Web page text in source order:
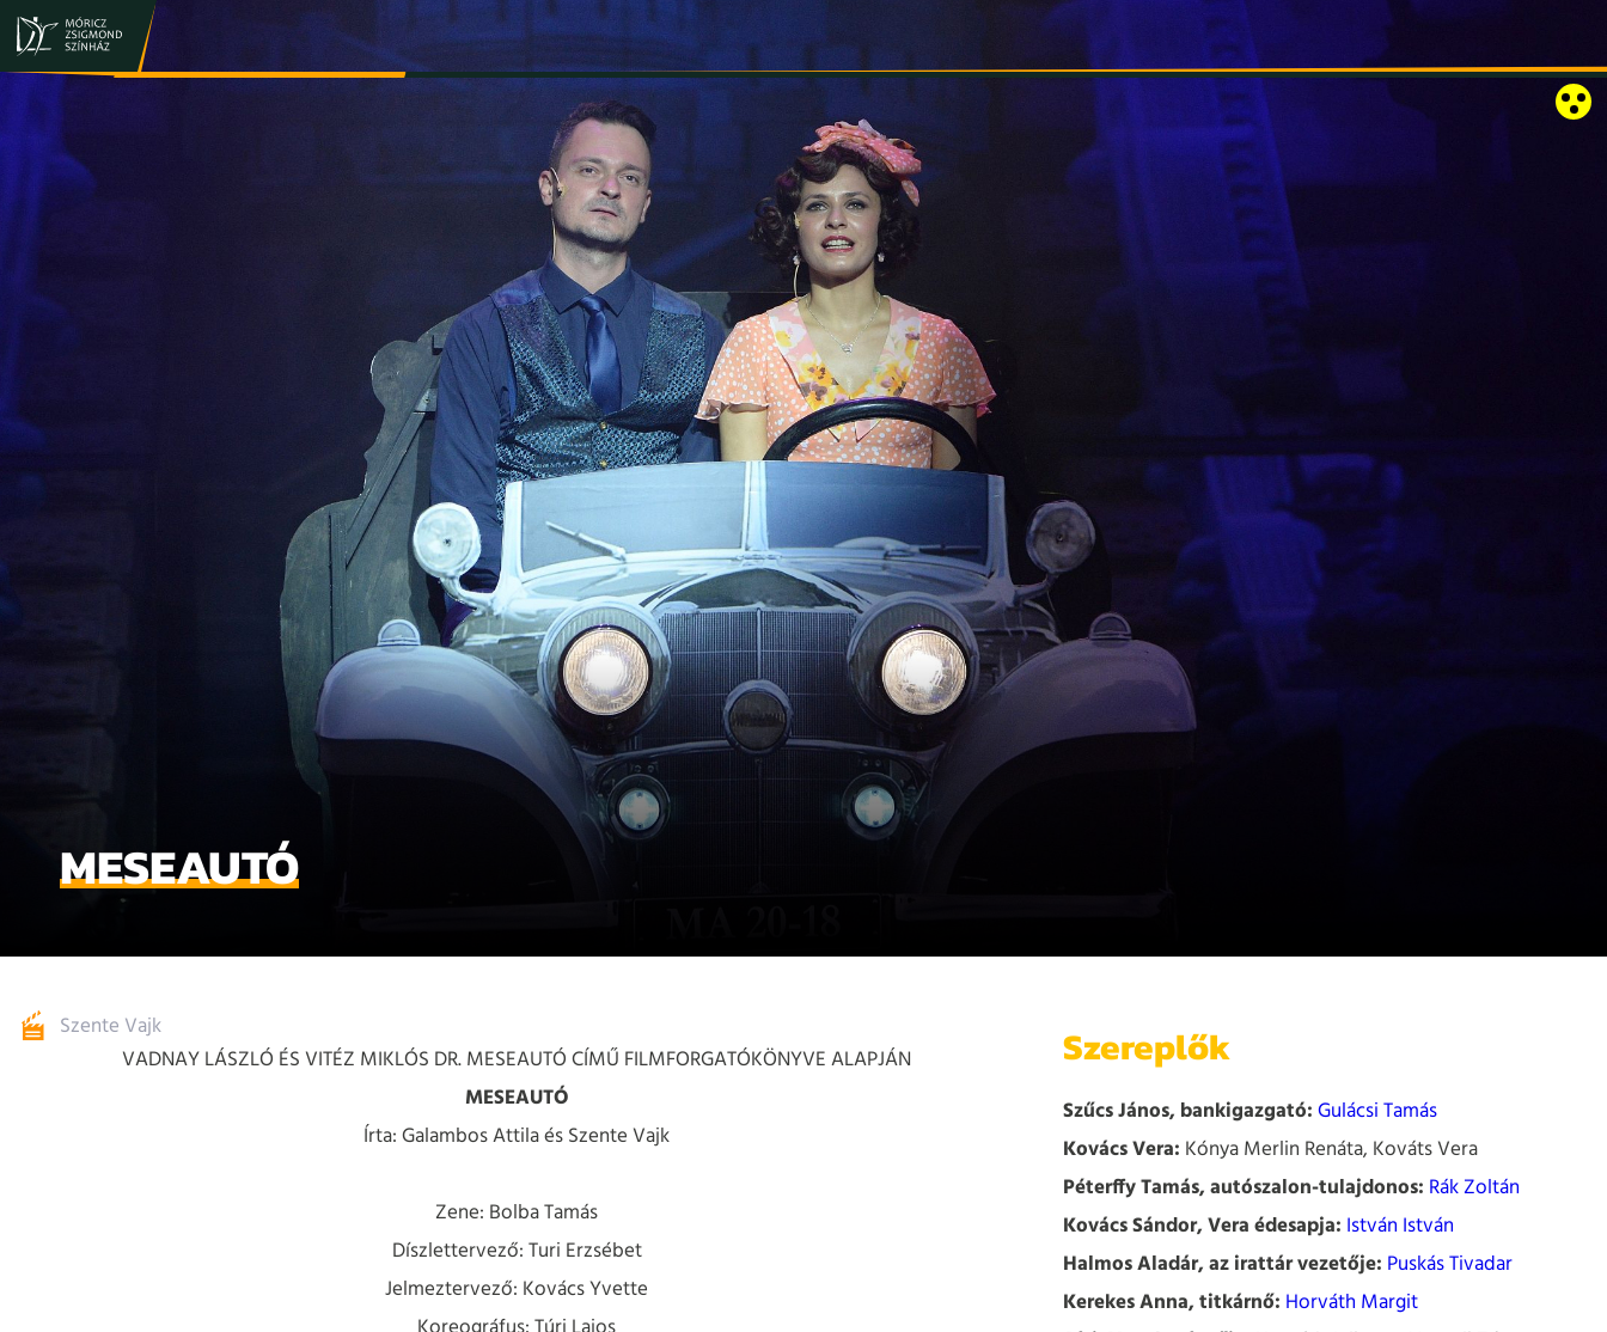
ELŐADÁSOK INFORMÁCIÓK RÓZSAKERT SZABADTÉRI SZÍNPAD EN
MESEAUTÓ
Szente Vajk
VADNAY LÁSZLÓ ÉS VITÉZ MIKLÓS DR. MESEAUTÓ CÍMŰ FILMFORGATÓKÖNYVE ALAPJÁN
MESEAUTÓ
Írta: Galambos Attila és Szente Vajk
Zene: Bolba Tamás
Díszlettervező: Turi Erzsébet
Jelmeztervező: Kovács Yvette
Szereplők
Szűcs János, bankigazgató:Gulácsi Tamás
Kovács Vera: Kónya Merlin Renáta, Kováts Vera
Péterffy Tamás, autószalon-tulajdonos: Rák Zoltán
Kovács Sándor, Vera édesapja: István István
Halmos Aladár, az irattár vezetője: Puskás Tivadar
Kerekes Anna, titkárnő: Horváth Margit